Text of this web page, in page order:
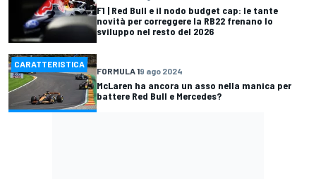
F1 | Red Bull e il nodo budget cap: le tante
novità per correggere la RB22 frenano lo
sviluppo nel resto del 2026
CARATTERISTICA
FORMULA 19 ago 2024
McLaren ha ancora un asso nella manica per
battere Red Bull e Mercedes?